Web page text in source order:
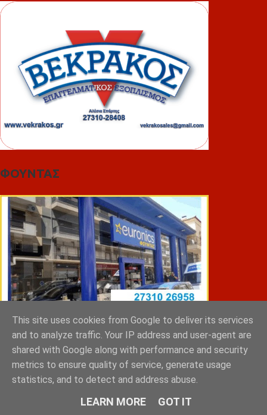
ΦΟΥΝΤΑΣ
ΣΠΥΡΑΚΗΣ ΠΑΝΑΓΙΩΤΗΣ & YIOI ΣΠΑΡΤΗ
This site uses cookies from Google to deliver its services
and to analyze traffic. Your IP address and user-agent are
shared with Google along with performance and security
metrics to ensure quality of service, generate usage
statistics, and to detect and address abuse.
LEARN MORE GOT IT